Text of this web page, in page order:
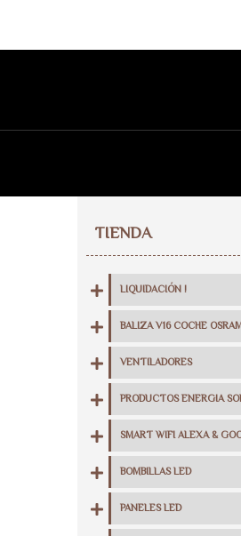
Web exclusiva
Portes gratis
TIENDA
LIQUIDACIÓN !
BALIZA V16 COCHE
VENTILADORES
PRODUCTOS ENERGIA
SMART WIFI ALEXA &
BOMBILLAS LED
PANELES LED